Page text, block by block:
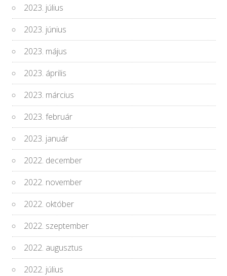
2023. július
2023. június
2023. május
2023. április
2023. március
2023. február
2023. január
2022. december
2022. november
2022. október
2022. szeptember
2022. augusztus
2022. július